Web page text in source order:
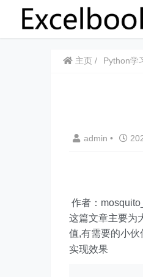
主页 Python学
admin •
作者：
这篇文章主要为
值,有需要的小伙
实现效果